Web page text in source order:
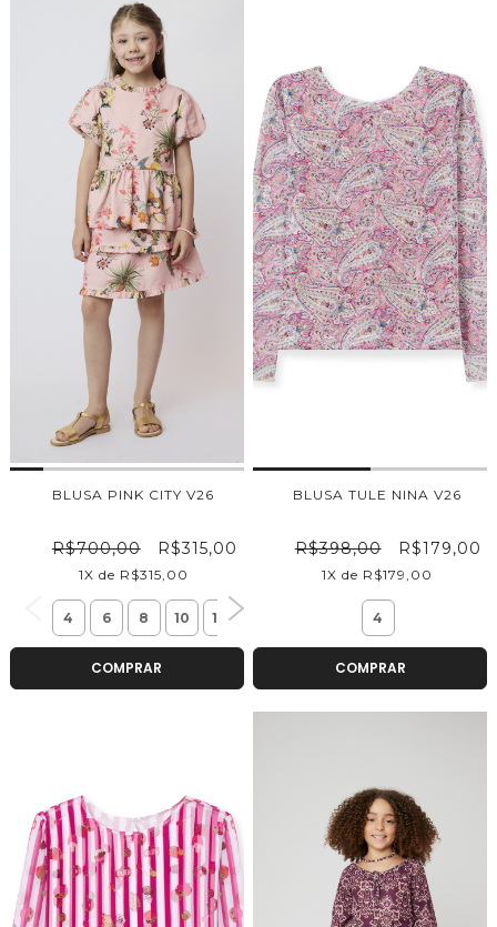
BLUSA PINK CITY V26
R$700,00 R$315,00
1X de R$315,00
4 6 8 10 12
COMPRAR
BLUSA TULE NINA V26
R$398,00 R$179,00
1X de R$179,00
4
COMPRAR